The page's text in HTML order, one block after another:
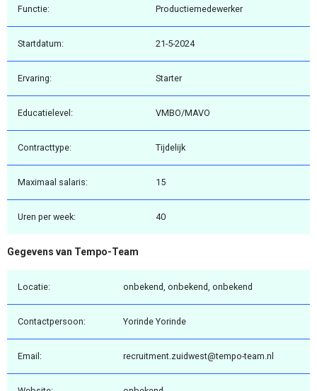
Functie: Productiemedewerker
Startdatum: 21-5-2024
Ervaring: Starter
Educatielevel: VMBO/MAVO
Contracttype: Tijdelijk
Maximaal salaris: 15
Uren per week: 40
Gegevens van Tempo-Team
Locatie: onbekend, onbekend, onbekend
Contactpersoon: Yorinde Yorinde
Email: recruitment.zuidwest@tempo-team.nl